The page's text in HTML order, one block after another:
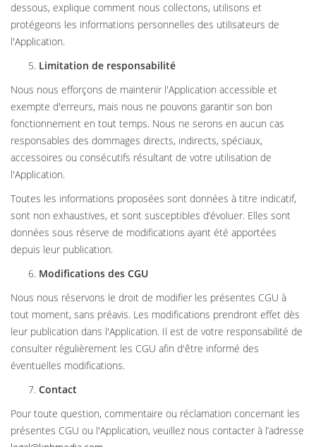
dessous, explique comment nous collectons, utilisons et
protégeons les informations personnelles des utilisateurs de
l'Application.
Limitation de responsabilité
Nous nous efforçons de maintenir l'Application accessible et
exempte d'erreurs, mais nous ne pouvons garantir son bon
fonctionnement en tout temps. Nous ne serons en aucun cas
responsables des dommages directs, indirects, spéciaux,
accessoires ou consécutifs résultant de votre utilisation de
l'Application.
Toutes les informations proposées sont données à titre indicatif,
sont non exhaustives, et sont susceptibles d’évoluer. Elles sont
données sous réserve de modifications ayant été apportées
depuis leur publication.
Modifications des CGU
Nous nous réservons le droit de modifier les présentes CGU à
tout moment, sans préavis. Les modifications prendront effet dès
leur publication dans l'Application. Il est de votre responsabilité de
consulter régulièrement les CGU afin d'être informé des
éventuelles modifications.
Contact
Pour toute question, commentaire ou réclamation concernant les
présentes CGU ou l'Application, veuillez nous contacter à l’adresse